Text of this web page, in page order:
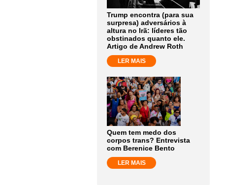
Trump encontra (para sua
surpresa) adversários à
altura no Irã: líderes tão
obstinados quanto ele.
Artigo de Andrew Roth
LER MAIS
Quem tem medo dos
corpos trans? Entrevista
com Berenice Bento
LER MAIS